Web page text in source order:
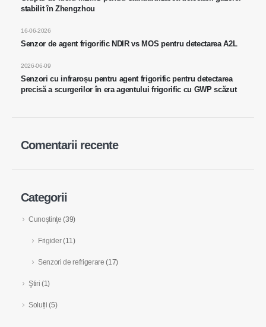
stabilit în Zhengzhou
Senzor de agent frigorific NDIR vs MOS pentru detectarea A2L
16-06-2026
Senzori cu infraroșu pentru agent frigorific pentru detectarea
precisă a scurgerilor în era agentului frigorific cu GWP scăzut
2026-06-09
Comentarii recente
Categorii
Cunoştinţe (39)
Frigider(11)
Senzori de refrigerare (17)
Ştiri (1)
Soluții (5)
Produse fierbinți
Soluția noastră
Monitorizarea sistemului de răcire a